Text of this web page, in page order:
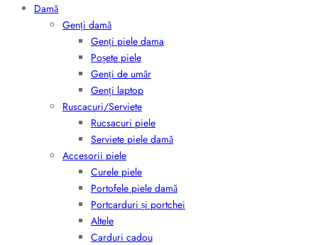
Damă
Genți damă
Genți piele dama
Poșete piele
Genți de umăr
Genți laptop
Ruscacuri/Serviete
Rucsacuri piele
Serviete piele damă
Accesorii piele
Curele piele
Portofele piele damă
Portcarduri și portchei
Altele
Carduri cadou